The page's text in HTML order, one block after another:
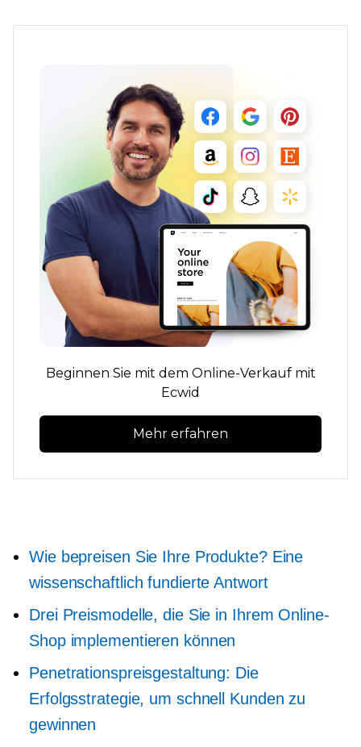
Beginnen Sie mit dem Online-Verkauf mit
Ecwid
Mehr erfahren
Wie bepreisen Sie Ihre Produkte? Eine
wissenschaftlich fundierte Antwort
Drei Preismodelle, die Sie in Ihrem Online-
Shop implementieren können
Penetrationspreisgestaltung: Die
Erfolgsstrategie, um schnell Kunden zu
gewinnen